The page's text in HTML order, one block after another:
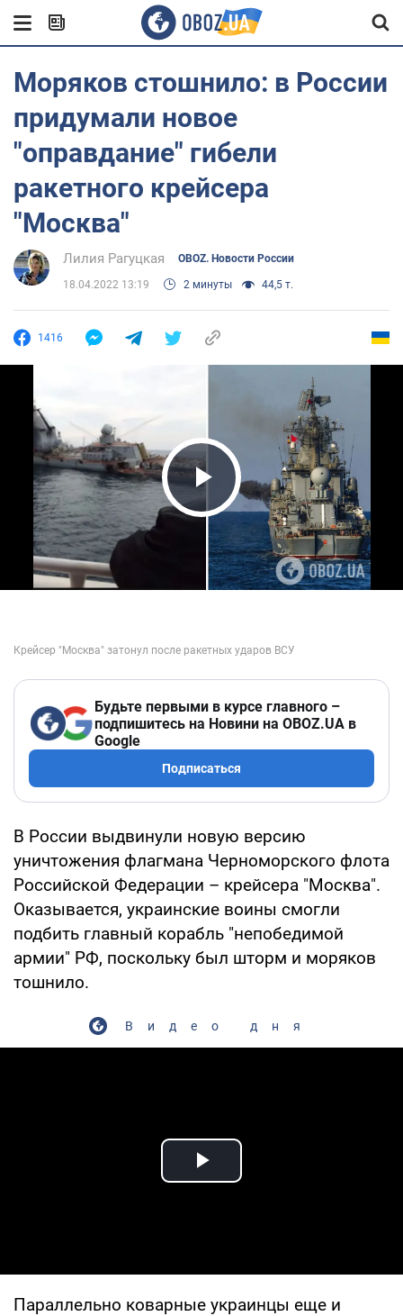
Моряков стошнило: в России
придумали новое
"оправдание" гибели
ракетного крейсера
"Москва"
Лилия Рагуцкая OBOZ. Новости России
18.04.2022 13:19 2 минуты 44,5 т.
1416
Play Video
Будьте первыми в курсе главного –
подпишитесь на Новини на OBOZ.UA в
Google
Подписаться
В России выдвинули новую версию
уничтожения флагмана Черноморского флота
Российской Федерации – крейсера "Москва".
Оказывается, украинские воины смогли
подбить главный корабль "непобедимой
армии" РФ, поскольку был шторм и моряков
тошнило.
Видео дня
Play Video
Параллельно коварные украинцы еще и